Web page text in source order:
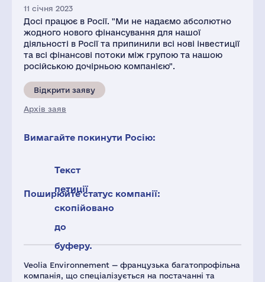
Veolia Environnement — французька багатопрофільна
компанія, що спеціалізується на постачанні та
11 січня 2023
Досі працює в Росії. "Ми не надаємо абсолютно
жодного нового фінансування для нашої
діяльності в Росії та припинили всі нові інвестиції
та всі фінансові потоки між групою та нашою
російською дочірньою компанією".
Відкрити заяву
Архів заяв
Вимагайте покинути Росію:
Текст
петиції
скопійовано
до
буферу.
Поширюйте статус компанії: